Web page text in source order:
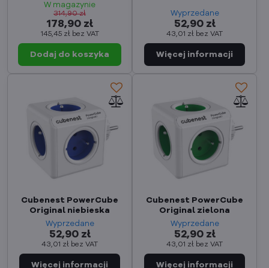
W magazynie
178,90 zł
145,45 zł bez VAT
314,90 zł
Dodaj do koszyka
Wyprzedane
52,90 zł
43,01 zł bez VAT
Cubenest PowerCube
Original niebieska
Wyprzedane
52,90 zł
43,01 zł bez VAT
Cubenest PowerCube
Original zielona
Wyprzedane
52,90 zł
43,01 zł bez VAT